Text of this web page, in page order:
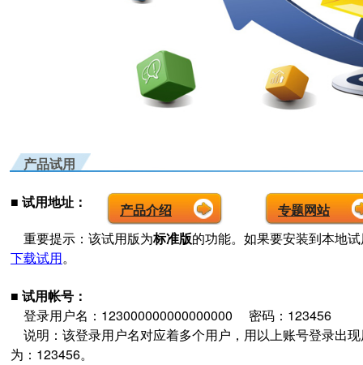
产品试用
■ 试用地址： 产品介绍
专题网站
重要提示：该试用版为标准版的功能。如果要安装到本地
下载试用。
■ 试用帐号：
登录用户名：123000000000000000 密码：123456
说明：该登录用户名对应着多个用户，用以上账号登录出
为：123456。